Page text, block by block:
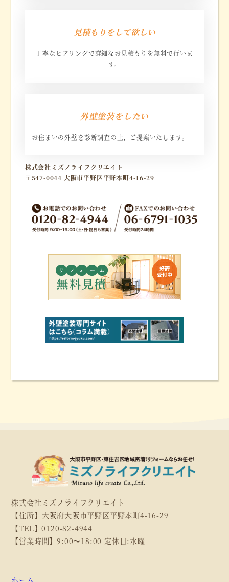
見積もりをして欲しい
丁寧なヒアリングで詳細なお見積もりを無料で行いま
す。
外壁塗装をしたい
お住まいの外壁を診断調査の上、ご提案いたします。
リ
ン
株式会社ミズノライフクリエイト
〒547-0044 大阪市平野区平野本町4-16-29
株式会社ミズノライフクリエイト
【住所】大阪府大阪市平野区平野本町4-16-29
【TEL】0120-82-4944
【営業時間】9:00〜18:00 定休日:水曜
ホーム